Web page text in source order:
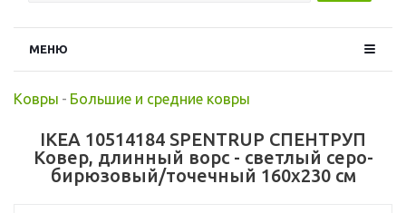
МЕНЮ
Ковры - Большие и средние ковры
IKEA 10514184 SPENTRUP СПЕНТРУП
Ковер, длинный ворс - светлый серо-
бирюзовый/точечный 160x230 см